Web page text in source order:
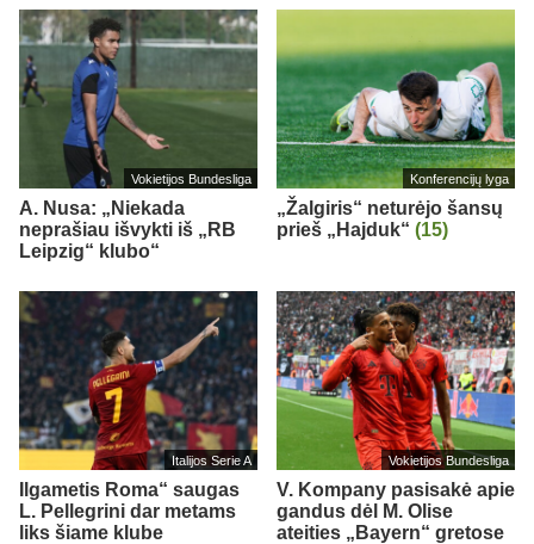
Vokietijos Bundesliga
A. Nusa: „Niekada
neprašiau išvykti iš „RB
Leipzig“ klubo“
Konferencijų lyga
„Žalgiris“ neturėjo šansų
prieš „Hajduk“ (15)
Italijos Serie A
Ilgametis Roma“ saugas
L. Pellegrini dar metams
liks šiame klube
Vokietijos Bundesliga
V. Kompany pasisakė apie
gandus dėl M. Olise
ateities „Bayern“ gretose